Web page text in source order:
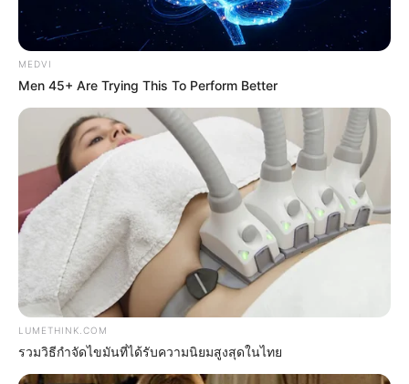
วัดสวย
วัดสวยเชียงใหม่
ทำนายฝัน
สถิติหวยรายเดือน
ดวงรายวัน
บทสวดมนต์
วิธีบนไอ้ไข่
ไหว้ท้าวเวสสุวรรณ
วิธีไหว้วัดแขก
วอลเปเปอร์พระแม่ลักษมี
วอลเปเปอร์ ฟรี
สีมงคล
FOLLOW US
MEDVI
Men 45+ Are Trying This To Perform Better
LUMETHINK.COM
รวมวิธีกำจัดไขมันที่ได้รับความนิยมสูงสุดในไทย